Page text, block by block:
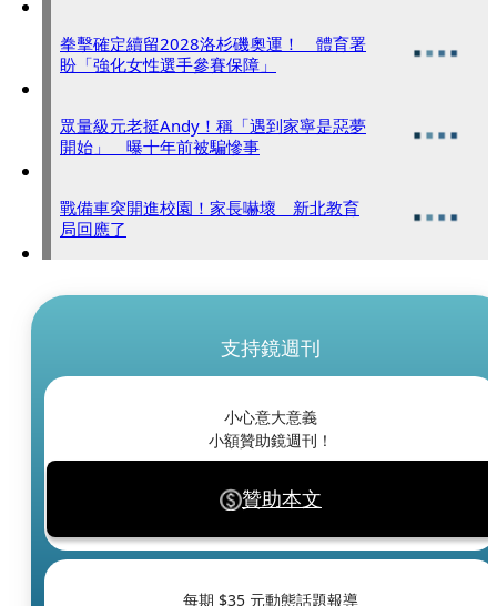
拳擊確定續留2028洛杉磯奧運！ 體育署
盼「強化女性選手參賽保障」
眾量級元老挺Andy！稱「遇到家寧是惡夢
開始」 曝十年前被騙慘事
戰備車突開進校園！家長嚇壞 新北教育
局回應了
支持鏡週刊
小心意大意義
小額贊助鏡週刊！
贊助本文
每期 $35 元動態話題報導